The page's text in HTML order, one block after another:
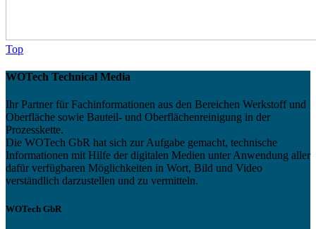
Top
WOTech Technical Media
Ihr Partner für Fachinformationen aus den Bereichen Werkstoff und
Oberfläche sowie Bauteil- und Oberflächenreinigung in der
Prozesskette.
Die WOTech GbR hat sich zur Aufgabe gemacht, technische
Informationen mit Hilfe der digitalen Medien unter Anwendung aller
dafür verfügbaren Möglichkeiten in Wort, Bild und Video
verständlich darzustellen und zu vermitteln.
WOTech GbR